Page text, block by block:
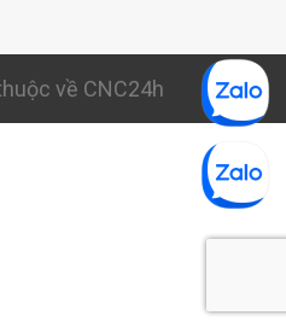
về CNC24h